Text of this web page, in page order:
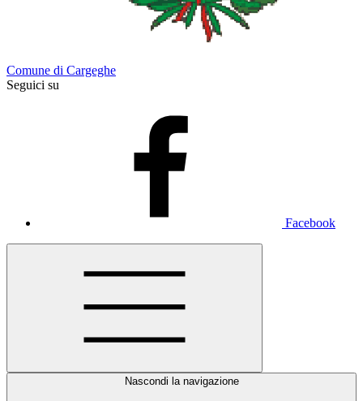
Comune di Cargeghe
Seguici su
Facebook
Nascondi la navigazione